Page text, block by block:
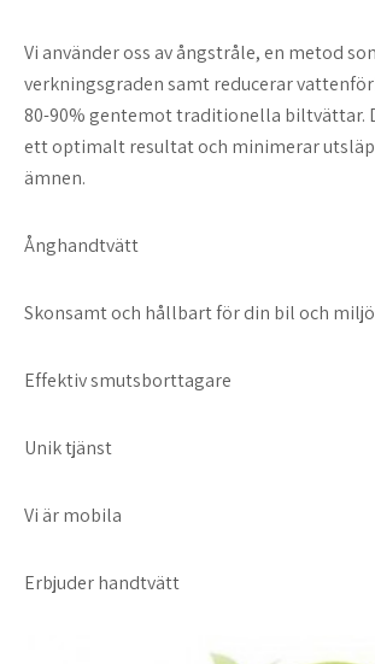
Vi använder oss av ångstråle, en metod
verkningsgraden samt reducerar
80-90% gentemot traditionella biltvättar.
ett optimalt resultat och minimerar
ämnen.
Ånghandtvätt
Skonsamt och hållbart för din bil och
Effektiv smutsborttagare
Unik tjänst
Vi är mobila
Erbjuder handtvätt